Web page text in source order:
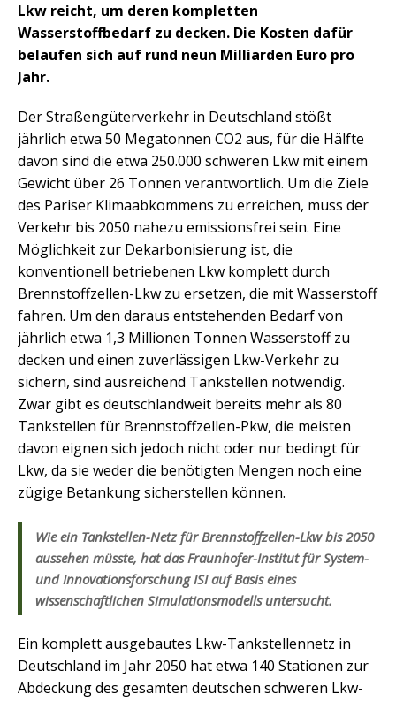
Lkw reicht, um deren kompletten
Wasserstoffbedarf zu decken. Die Kosten dafür
belaufen sich auf rund neun Milliarden Euro pro
Jahr.
Der Straßengüterverkehr in Deutschland stößt
jährlich etwa 50 Megatonnen CO2 aus, für die Hälfte
davon sind die etwa 250.000 schweren Lkw mit einem
Gewicht über 26 Tonnen verantwortlich. Um die Ziele
des Pariser Klimaabkommens zu erreichen, muss der
Verkehr bis 2050 nahezu emissionsfrei sein. Eine
Möglichkeit zur Dekarbonisierung ist, die
konventionell betriebenen Lkw komplett durch
Brennstoffzellen-Lkw zu ersetzen, die mit Wasserstoff
fahren. Um den daraus entstehenden Bedarf von
jährlich etwa 1,3 Millionen Tonnen Wasserstoff zu
decken und einen zuverlässigen Lkw-Verkehr zu
sichern, sind ausreichend Tankstellen notwendig.
Zwar gibt es deutschlandweit bereits mehr als 80
Tankstellen für Brennstoffzellen-Pkw, die meisten
davon eignen sich jedoch nicht oder nur bedingt für
Lkw, da sie weder die benötigten Mengen noch eine
zügige Betankung sicherstellen können.
Wie ein Tankstellen-Netz für Brennstoffzellen-Lkw bis 2050
aussehen müsste, hat das Fraunhofer-Institut für System-
und Innovationsforschung ISI auf Basis eines
wissenschaftlichen Simulationsmodells untersucht.
Ein komplett ausgebautes Lkw-Tankstellennetz in
Deutschland im Jahr 2050 hat etwa 140 Stationen zur
Abdeckung des gesamten deutschen schweren Lkw-